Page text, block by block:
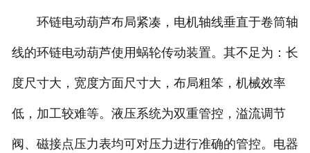
环链电动葫芦布局紧凑，电机轴线垂直于卷筒轴
线的环链电动葫芦使用蜗轮传动装置。其不足为：长
度尺寸大，宽度方面尺寸大，布局粗笨，机械效率
低，加工较难等。液压系统为双重管控，溢流调节
阀、磁接点压力表均可对压力进行准确的管控。电器